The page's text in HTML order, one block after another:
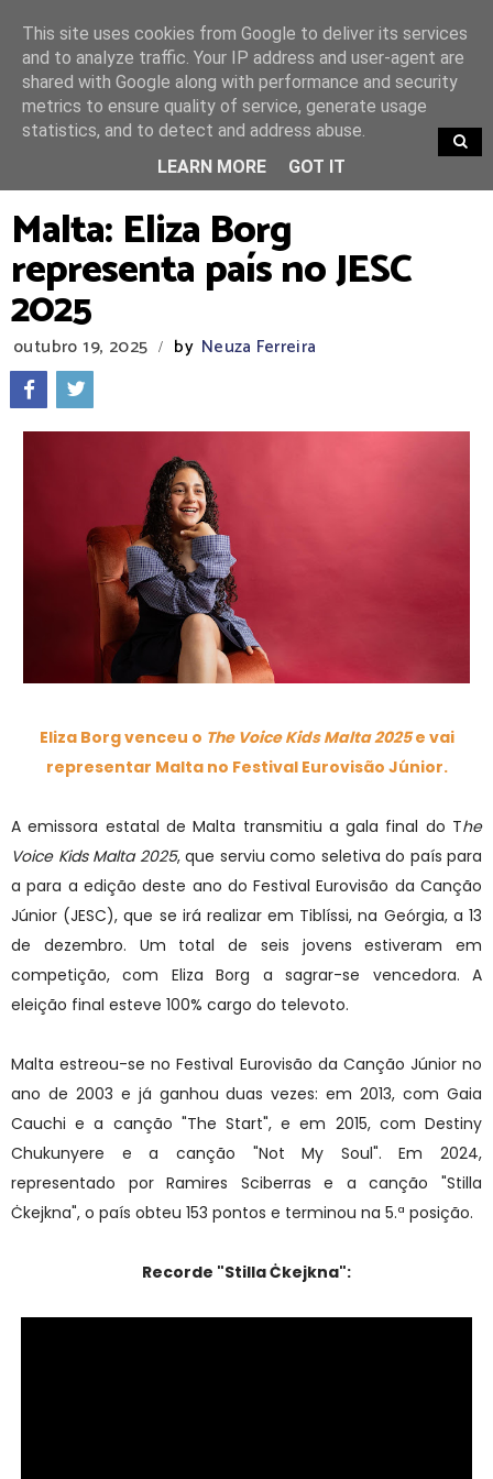
TRENDING
Malta: Eliza Borg
representa país no JESC
2025
outubro 19, 2025 / by Neuza Ferreira
Eliza Borg venceu o The Voice Kids Malta 2025 e vai
representar Malta no Festival Eurovisão Júnior.
A emissora estatal de Malta transmitiu a gala final do The
Voice Kids Malta 2025, que serviu como seletiva do país para
a para a edição deste ano do Festival Eurovisão da Canção
Júnior (JESC), que se irá realizar em Tiblíssi, na Geórgia, a 13
de dezembro. Um total de seis jovens estiveram em
competição, com Eliza Borg a sagrar-se vencedora. A
eleição final esteve 100% cargo do televoto.
Malta estreou-se no Festival Eurovisão da Canção Júnior no
ano de 2003 e já ganhou duas vezes: em 2013, com Gaia
Cauchi e a canção "The Start", e em 2015, com Destiny
Chukunyere e a canção "Not My Soul". Em 2024,
representado porRamires Sciberras e a canção "Stilla
Ċkejkna", o país obteu 153 pontos e terminou na 5.ª posição.
Recorde "Stilla Ċkejkna":
This site uses cookies from Google to deliver its services
and to analyze traffic. Your IP address and user-agent are
shared with Google along with performance and security
metrics to ensure quality of service, generate usage
statistics, and to detect and address abuse.
LEARN MORE
GOT IT